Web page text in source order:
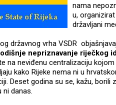
nama
u,
državljani
državnog vrha VSDR
nepriznavanje riječkog
na neviđenu centralizaciju
kako Rijeke nema ni u
Deset godina su se, kažu,
ni danas.